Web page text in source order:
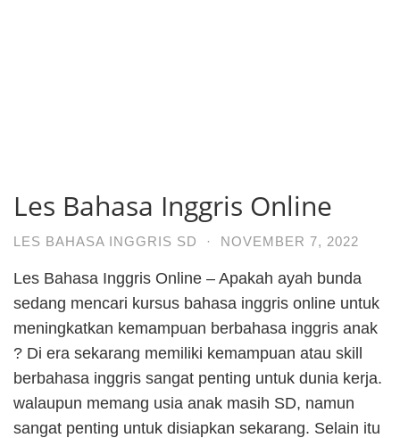
Les Bahasa Inggris Online
LES BAHASA INGGRIS SD · NOVEMBER 7, 2022
Les Bahasa Inggris Online – Apakah ayah bunda
sedang mencari kursus bahasa inggris online untuk
meningkatkan kemampuan berbahasa inggris anak
? Di era sekarang memiliki kemampuan atau skill
berbahasa inggris sangat penting untuk dunia kerja.
walaupun memang usia anak masih SD, namun
sangat penting untuk disiapkan sekarang. Selain itu